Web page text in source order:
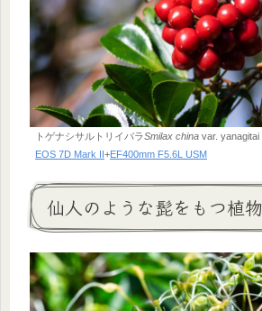
トゲナシサルトリイバラSmilax china var. yanagitai
EOS 7D Mark II +EF400mm F5.6L USM
仙人のような髭をもつ植物